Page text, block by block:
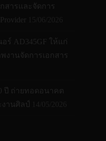
สารและจัดการ
ร์ AD345GF ให้แก่
งานจัดการเอกสาร
ปี ถ่ายทอดอนาคต
านศิลป์